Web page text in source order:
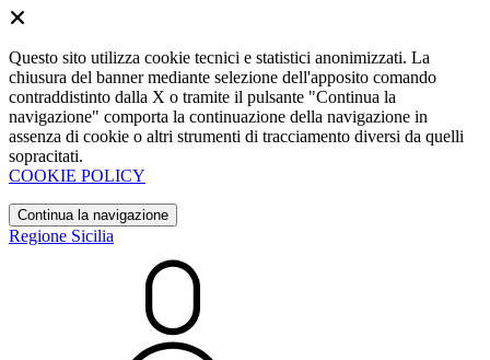
Questo sito utilizza cookie tecnici e statistici anonimizzati. La
chiusura del banner mediante selezione dell'apposito comando
contraddistinto dalla X o tramite il pulsante "Continua la
navigazione" comporta la continuazione della navigazione in
assenza di cookie o altri strumenti di tracciamento diversi da quelli
sopracitati.
COOKIE POLICY
Continua la navigazione
Regione Sicilia